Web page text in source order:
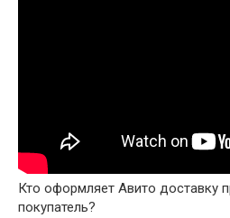
Кто оформляет Авито доставку
покупатель?